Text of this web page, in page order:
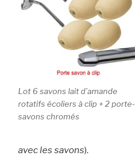
Lot 6 savons lait d’amande
rotatifs écoliers à clip + 2 porte-
savons chromés
avec les savons).